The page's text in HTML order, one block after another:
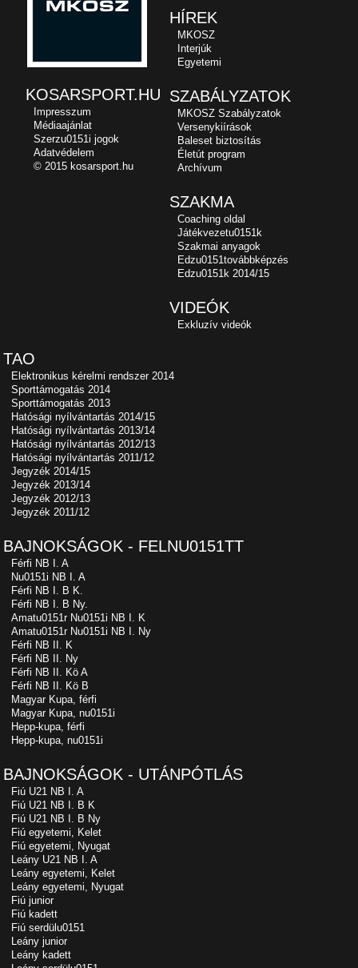
HÍREK
MKOSZ
Interjúk
Egyetemi
SZABÁLYZATOK
MKOSZ Szabályzatok
Versenykiírások
Baleset biztosítás
Életút program
Archívum
SZAKMA
Coaching oldal
Játékvezetu0151k
Szakmai anyagok
Edzu0151továbbképzés
Edzu0151k 2014/15
VIDEÓK
Exkluzív videók
TAO
Elektronikus kérelmi rendszer 2014
Sporttámogatás 2014
Sporttámogatás 2013
Hatósági nyílvántartás 2014/15
Hatósági nyílvántartás 2013/14
Hatósági nyílvántartás 2012/13
Hatósági nyílvántartás 2011/12
Jegyzék 2014/15
Jegyzék 2013/14
Jegyzék 2012/13
Jegyzék 2011/12
BAJNOKSÁGOK - FELNU0151TT
Férfi NB I. A
Nu0151i NB I. A
Férfi NB I. B K.
Férfi NB I. B Ny.
Amatu0151r Nu0151i NB I. K
Amatu0151r Nu0151i NB I. Ny
Férfi NB II. K
Férfi NB II. Ny
Férfi NB II. Kö A
Férfi NB II. Kö B
Magyar Kupa, férfi
Magyar Kupa, nu0151i
Hepp-kupa, férfi
Hepp-kupa, nu0151i
BAJNOKSÁGOK - UTÁNPÓTLÁS
Fiú U21 NB I. A
Fiú U21 NB I. B K
Fiú U21 NB I. B Ny
Fiú egyetemi, Kelet
Fiú egyetemi, Nyugat
Leány U21 NB I. A
Leány egyetemi, Kelet
Leány egyetemi, Nyugat
Fiú junior
Fiú kadett
Fiú serdülu0151
Leány junior
Leány kadett
KOSARSPORT.HU
Impresszum
Médiaajánlat
Szerzu0151i jogok
Adatvédelem
© 2015 kosarsport.hu